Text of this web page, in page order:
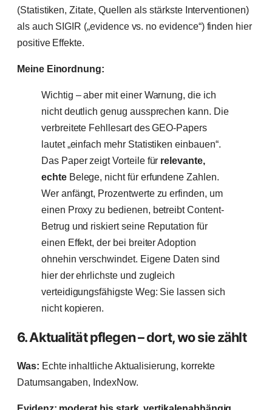
(Statistiken, Zitate, Quellen als stärkste Interventionen)
als auch SIGIR („evidence vs. no evidence“) finden hier
positive Effekte.
Meine Einordnung:
Wichtig – aber mit einer Warnung, die ich
nicht deutlich genug aussprechen kann. Die
verbreitete Fehllesart des GEO-Papers
lautet „einfach mehr Statistiken einbauen“.
Das Paper zeigt Vorteile für relevante,
echteBelege, nicht für erfundene Zahlen.
Wer anfängt, Prozentwerte zu erfinden, um
einen Proxy zu bedienen, betreibt Content-
Betrug und riskiert seine Reputation für
einen Effekt, der bei breiter Adoption
ohnehin verschwindet. Eigene Daten sind
hier der ehrlichste und zugleich
verteidigungsfähigste Weg: Sie lassen sich
nicht kopieren.
6. Aktualität pflegen – dort, wo sie zählt
Was: Echte inhaltliche Aktualisierung, korrekte
Datumsangaben, IndexNow.